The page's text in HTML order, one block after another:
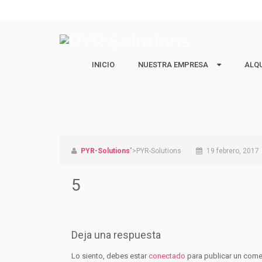
INICIO NUESTRA EMPRESA
NUESTRA EMPRESA
PYR-Solutions">PYR-Solutions 19 febrero, 2017
5
Deja una respuesta
Lo siento, debes estarconectado para publicar un